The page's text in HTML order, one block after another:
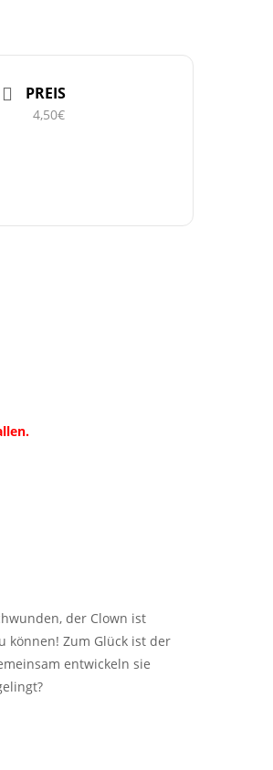
PREIS
4,50€
der Clown ist
können! Zum Glück ist der
entwickeln sie